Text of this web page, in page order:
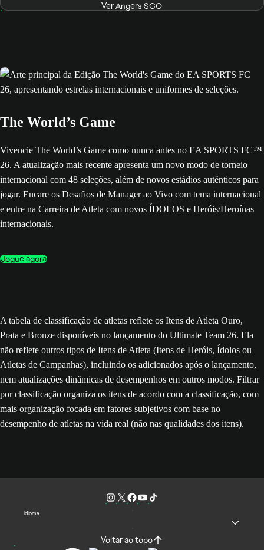
Ver Angers SCO
The World’s Game
Vivencie The World’s Game como nunca antes no EA SPORTS FC™
26. A atualização mais recente apresenta um novo modo de torneio
internacional com 48 seleções, além de novos estádios autênticos para
jogar. Encare os Desafios de Manager ao Vivo com tema internacional
e entre na Carreira de Atleta com novos ÍDOLOS e Heróis/Heroínas
internacionais.
Jogue agora
A tabela de classificação de atletas reflete os Itens de Atleta Ouro,
Prata e Bronze disponíveis no lançamento do Ultimate Team 26. Ela
não reflete outros tipos de Itens de Atleta (Itens de Heróis, Ídolos ou
Atletas de Campanhas), incluindo os adicionados após o lançamento,
nem atualizações dinâmicas de desempenhos em outros modos. Filtrar
por classificação organiza os itens de acordo com a classificação, com
mais organização focada em fatores subjetivos com base no
desempenho de atletas na vida real (não nas qualidades dos itens).
Idioma
Voltar ao topo